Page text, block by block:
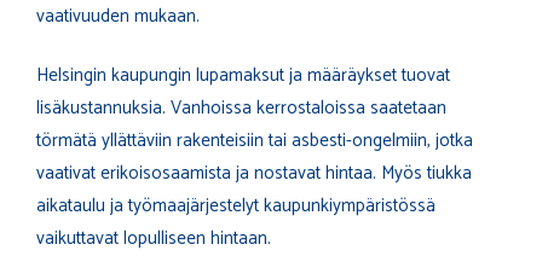
vaativuuden mukaan.
Helsingin kaupungin lupamaksut ja määräykset tuovat
lisäkustannuksia. Vanhoissa kerrostaloissa saatetaan
törmätä yllättäviin rakenteisiin tai asbesti-ongelmiin, jotka
vaativat erikoisosaamista ja nostavat hintaa. Myös tiukka
aikataulu ja työmaajärjestelyt kaupunkiympäristössä
vaikuttavat lopulliseen hintaan.